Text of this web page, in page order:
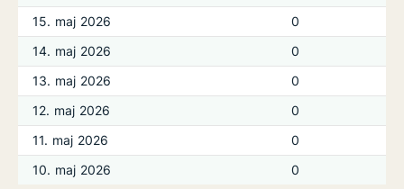
15. maj 2026
0
14. maj 2026
0
13. maj 2026
0
12. maj 2026
0
11. maj 2026
0
10. maj 2026
0